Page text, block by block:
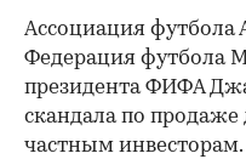
Ассоциация футбола
Федерация футбола
президента ФИФА
скандала по
частным инвесторам.